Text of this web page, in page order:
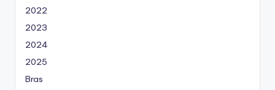
2022
2023
2024
2025
Bras